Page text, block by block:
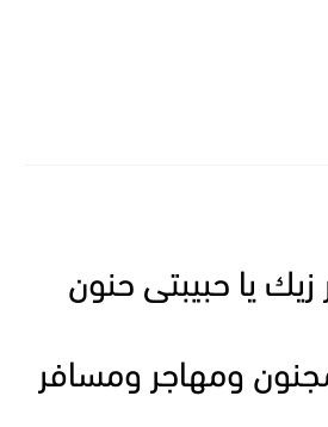
زيك يا حبيبتى حنون
ومهاجر ومسافر